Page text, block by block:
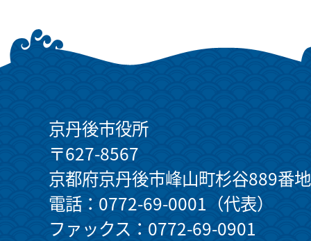
京丹後市役所
〒627-8567
京都府京丹後市峰山町杉谷889番地
電話：0772-69-0001（代表）
ファックス：0772-69-0901